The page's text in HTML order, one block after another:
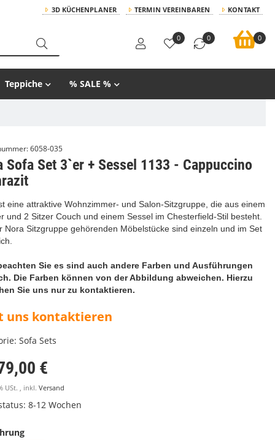
3D KÜCHENPLANER TERMIN VEREINBAREN KONTAKT
0 0 0
Teppiche % SALE %
6058-035
Sofa Set 3`er + Sessel 1133 - Cappuccino
eine attraktive Wohnzimmer- und Salon-Sitzgruppe, die aus einem
und 2 Sitzer Couch und einem Sessel im Chesterfield-Stil besteht.
Nora Sitzgruppe gehörenden Möbelstücke sind einzeln und im Set
Sie es sind auch andere Farben und Ausführungen
Die Farben können von der Abbildung abweichen. Hierzu
Sie uns nur zu kontaktieren.
uns kontaktieren
Sofa Sets
€
USt. , inkl. Versand
8-12 Wochen